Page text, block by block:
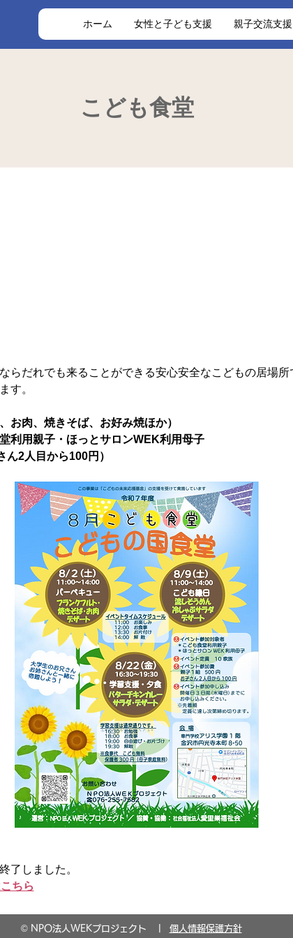
ホーム 女性と子ども支援 親子交流支援
こども食堂
らだれでも来ることができる安心安全なこどもの居場所
す。
お肉、焼きそば、お好み焼ほか）
利用親子・ほっとサロンWEK利用母子
2人目から100円）
了しました。
ちら
© NPO法人WEKプロジェクト | 個人情報保護方針